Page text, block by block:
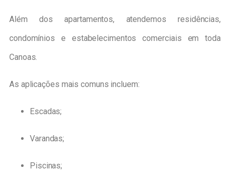
Além dos apartamentos, atendemos residências,
condomínios e estabelecimentos comerciais em toda
Canoas.
As aplicações mais comuns incluem:
Escadas;
Varandas;
Piscinas;